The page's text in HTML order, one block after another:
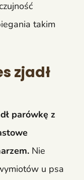
takim
zjadł
parówkę z
Nie
u psa